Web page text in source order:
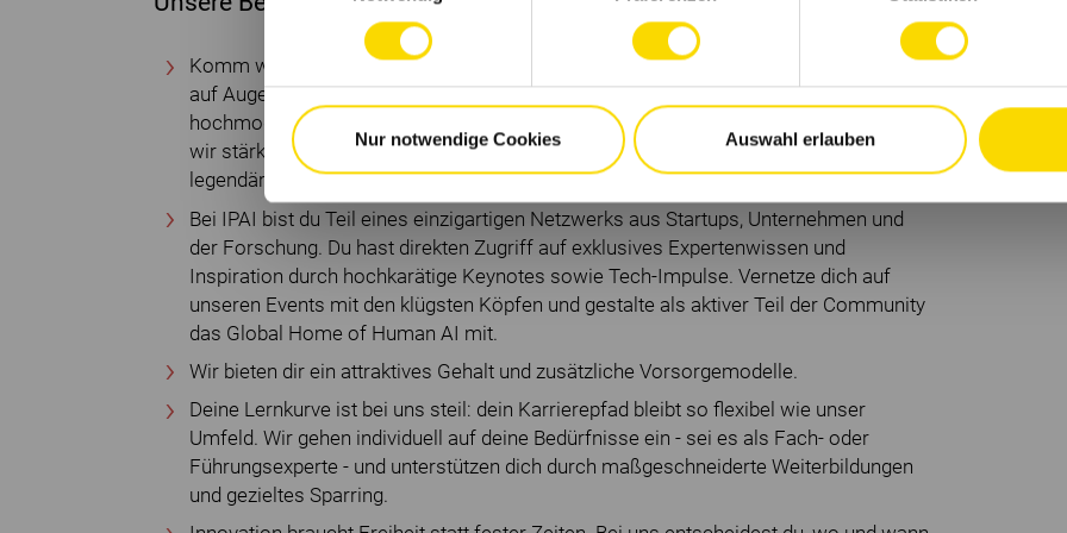
Nur notwendige Cookies Auswahl erlauben
Komm wie du bist: Bei uns zählt dein authentisches Ich und eine gelebte Du-Kultur
auf Augenhöhe. Du arbeitest in einer inspirierenden Umgebung in unserem
hochmodernen Office, in dem es dir an nichts fehlt. Innovation braucht Austausch,
wir stärken deshalb unseren Zusammenhalt durch regelmäßige Teamevents und
legendäre Offsites.
Bei IPAI bist du Teil eines einzigartigen Netzwerks aus Startups, Unternehmen und
der Forschung. Du hast direkten Zugriff auf exklusives Expertenwissen und
Inspiration durch hochkarätige Keynotes sowie Tech-Impulse. Vernetze dich auf
unseren Events mit den klügsten Köpfen und gestalte als aktiver Teil der Community
das Global Home of Human AI mit.
Wir bieten dir ein attraktives Gehalt und zusätzliche Vorsorgemodelle.
Deine Lernkurve ist bei uns steil: dein Karrierepfad bleibt so flexibel wie unser
Umfeld. Wir gehen individuell auf deine Bedürfnisse ein - sei es als Fach- oder
Führungsexperte - und unterstützen dich durch maßgeschneiderte Weiterbildungen
und gezieltes Sparring.